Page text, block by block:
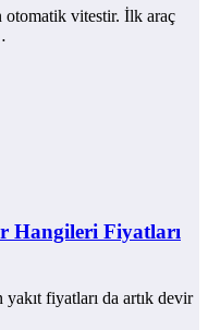
otomatik vitestir. İlk araç
Hangileri Fiyatları
fiyatları da artık devir